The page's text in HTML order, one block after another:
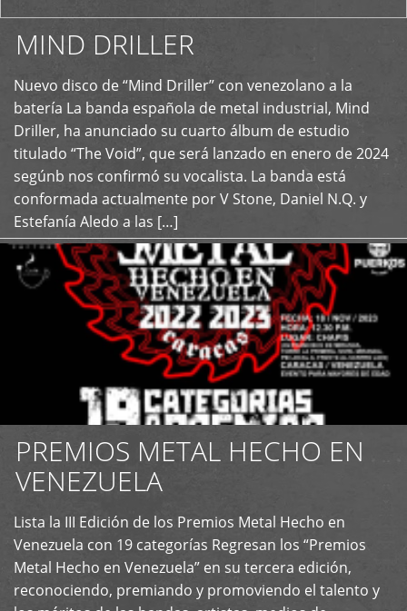
MIND DRILLER
Nuevo disco de “Mind Driller” con venezolano a la
batería La banda española de metal industrial, Mind
Driller, ha anunciado su cuarto álbum de estudio
titulado “The Void”, que será lanzado en enero de 2024
segúnb nos confirmó su vocalista. La banda está
conformada actualmente por V Stone, Daniel N.Q. y
Estefanía Aledo a las […]
+
PREMIOS METAL HECHO EN
VENEZUELA
Lista la III Edición de los Premios Metal Hecho en
Venezuela con 19 categorías Regresan los “Premios
Metal Hecho en Venezuela” en su tercera edición,
reconociendo, premiando y promoviendo el talento y
+